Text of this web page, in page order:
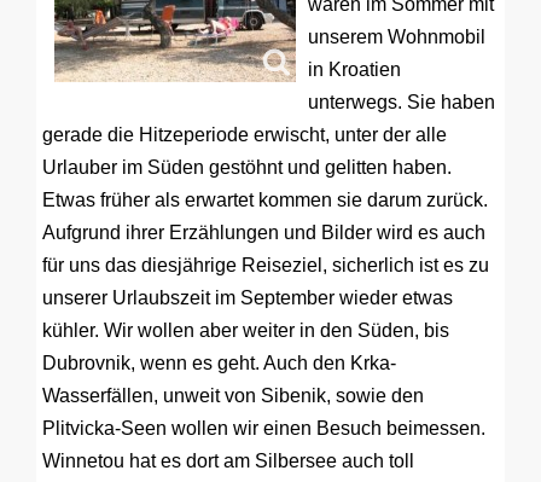
waren im Sommer mit
unserem Wohnmobil
in Kroatien
unterwegs. Sie haben
gerade die Hitzeperiode erwischt, unter der alle
Urlauber im Süden gestöhnt und gelitten haben.
Etwas früher als erwartet kommen sie darum zurück.
Aufgrund ihrer Erzählungen und Bilder wird es auch
für uns das diesjährige Reiseziel, sicherlich ist es zu
unserer Urlaubszeit im September wieder etwas
kühler. Wir wollen aber weiter in den Süden, bis
Dubrovnik, wenn es geht. Auch den Krka-
Wasserfällen, unweit von Sibenik, sowie den
Plitvicka-Seen wollen wir einen Besuch beimessen.
Winnetou hat es dort am Silbersee auch toll